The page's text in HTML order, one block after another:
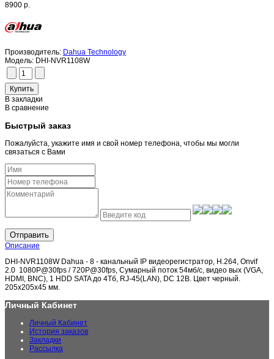
8900 р.
Производитель: Dahua Technology
Модель: DHI-NVR1108W
В закладки
В сравнение
Быстрый заказ
Пожалуйста, укажите имя и свой номер телефона, чтобы мы могли
связаться с Вами
Отправить
Описание
DHI-NVR1108W Dahua - 8 - канальный IP видеорегистратор, Н.264, Onvif
2.0 1080P@30fps / 720P@30fps, Сумарный поток 54мб/c, видео вых (VGA,
HDMI, BNC), 1 HDD SATA до 4Тб, RJ-45(LAN), DC 12В. Цвет черный.
205х205х45 мм.
Личный Кабинет
Личный Кабинет
История заказов
Закладки
Рассылка